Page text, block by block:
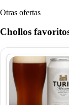
Otras ofertas
Chollos